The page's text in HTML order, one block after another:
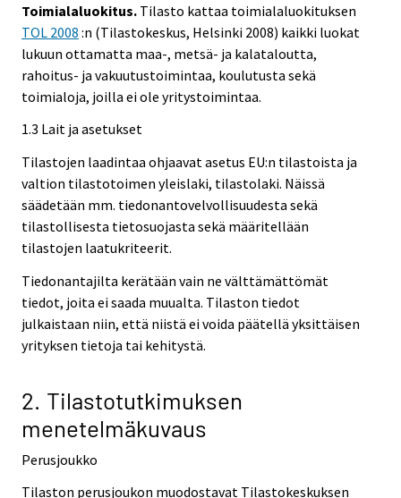
Toimialaluokitus. Tilasto kattaa toimialaluokituksen
TOL 2008 :n (Tilastokeskus, Helsinki 2008) kaikki luokat
lukuun ottamatta maa-, metsä- ja kalataloutta,
rahoitus- ja vakuutustoimintaa, koulutusta sekä
toimialoja, joilla ei ole yritystoimintaa.
1.3 Lait ja asetukset
Tilastojen laadintaa ohjaavat asetus EU:n tilastoista ja
valtion tilastotoimen yleislaki, tilastolaki. Näissä
säädetään mm. tiedonantovelvollisuudesta sekä
tilastollisesta tietosuojasta sekä määritellään
tilastojen laatukriteerit.
Tiedonantajilta kerätään vain ne välttämättömät
tiedot, joita ei saada muualta. Tilaston tiedot
julkaistaan niin, että niistä ei voida päätellä yksittäisen
yrityksen tietoja tai kehitystä.
2. Tilastotutkimuksen
menetelmäkuvaus
Perusjoukko
Tilaston perusjoukon muodostavat Tilastokeskuksen